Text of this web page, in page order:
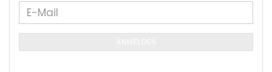
WEITER
ZUR
NEWSLETTER-
ANMELDUNG
E-
Mail